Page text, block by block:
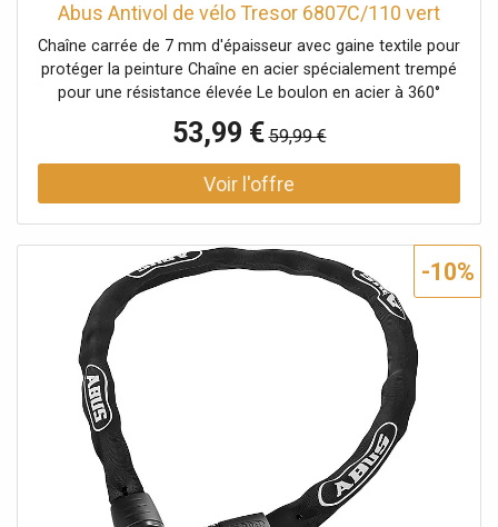
Abus Antivol de vélo Tresor 6807C/110 vert
Chaîne carrée de 7 mm d'épaisseur avec gaine textile pour
protéger la peinture Chaîne en acier spécialement trempé
pour une résistance élevée Le boulon en acier à 360°
de la serrure depuis n'importe quelle position Code
numérique à 4 chiffres, réglable individuellement - permet
jusqu'à 10 000 combinaisons de chiffres Rouleaux
numériques à 2 composants pour un affichage durable et
balayage offre une sécurité supplémentaire contre les
tentatives de manipulation Le corps de serrure étroit en
matériau durable assure un design harmonieux La variante
« reflective » augmente la visibilité grâce à une gaine
textile réfléchissante Nom de la couleur : Sage Green
53,99 € 59,99 €
-10%